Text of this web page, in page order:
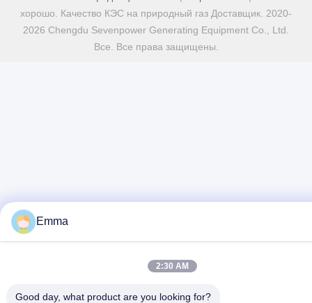
хорошо. Качество КЭС на природный газ Доставщик. 2020-
2026 Chengdu Sevenpower Generating Equipment Co., Ltd.
Все. Все права защищены.
Emma
2:30 AM
Good day, what product are you looking for?